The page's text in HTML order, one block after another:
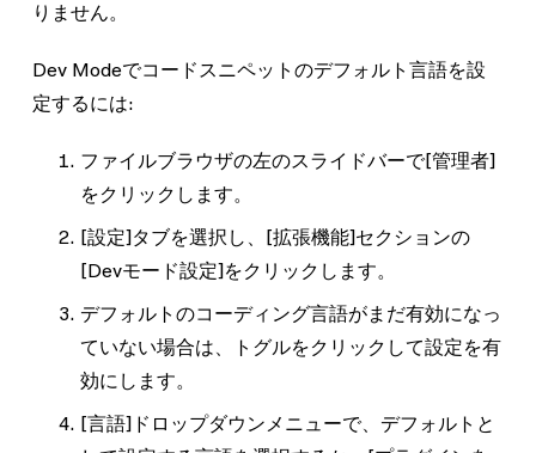
りません。
Dev Modeでコードスニペットのデフォルト言語を設
定するには:
ファイルブラウザの左のスライドバーで[管理者]
をクリックします。
[設定]タブを選択し、 [拡張機能]セクションの
[Devモード設定]をクリックします。
デフォルトのコーディング言語がまだ有効になっ
ていない場合は、トグルをクリックして設定を有
効にします。
[言語]ドロップダウンメニューで、デフォルトと